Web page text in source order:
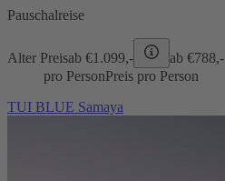
Pauschalreise
Alter Preisab €1.099,- ab €788,-
pro PersonPreis pro Person
TUI BLUE Samaya